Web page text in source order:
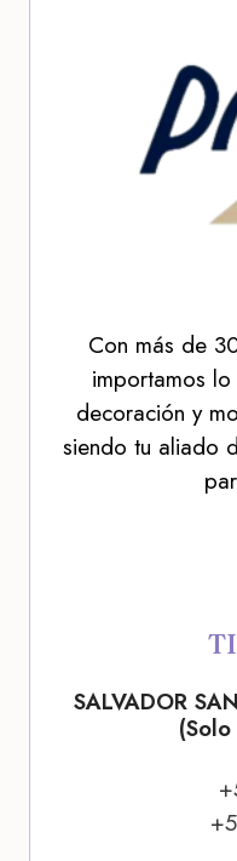
Con más de
importamos
decoración y
siendo tu aliado
SALVADOR